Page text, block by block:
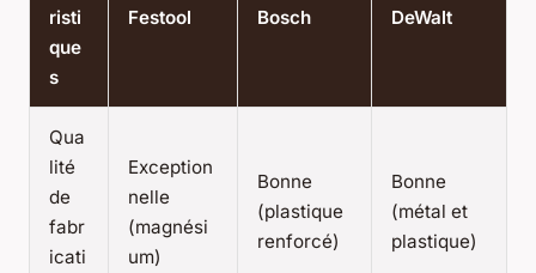
risti
que
s
Festool Bosch DeWalt
Qua
lité
de
fabr
icati
Exception
nelle
(magnési
um)
Bonne
(plastique
renforcé)
Bonne
(métal et
plastique)